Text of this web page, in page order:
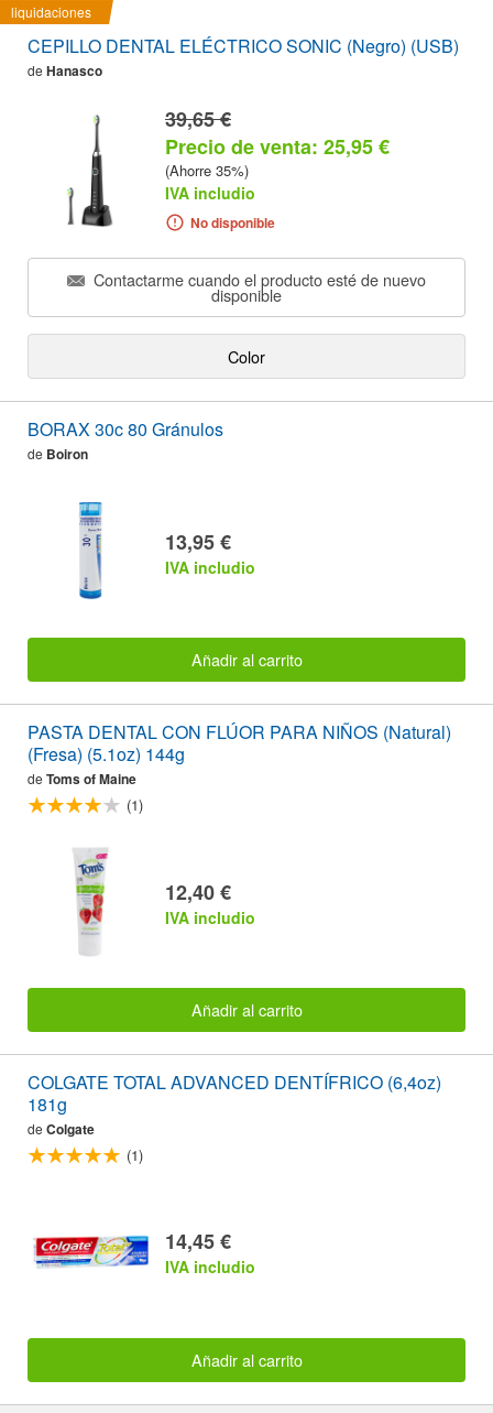
liquidaciones
CEPILLO DENTAL ELÉCTRICO SONIC (Negro) (USB)
de Hanasco
39,65 €
Precio de venta: 25,95 €
(Ahorre 35%)
IVA includio
No disponible
Contactarme cuando el producto esté de nuevo
disponible
Color
BORAX 30c 80 Gránulos
de Boiron
13,95 €
IVA includio
Añadir al carrito
PASTA DENTAL CON FLÚOR PARA NIÑOS (Natural)
(Fresa) (5.1oz) 144g
de Toms of Maine
(1)
12,40 €
IVA includio
Añadir al carrito
COLGATE TOTAL ADVANCED DENTÍFRICO (6,4oz)
181g
de Colgate
(1)
14,45 €
IVA includio
Añadir al carrito